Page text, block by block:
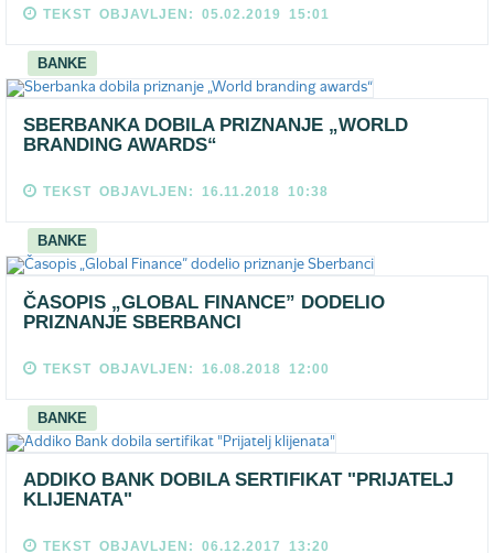
TEKST OBJAVLJEN: 05.02.2019 15:01
BANKE
SBERBANKA DOBILA PRIZNANJE „WORLD
BRANDING AWARDS“
TEKST OBJAVLJEN: 16.11.2018 10:38
BANKE
ČASOPIS „GLOBAL FINANCE” DODELIO
PRIZNANJE SBERBANCI
TEKST OBJAVLJEN: 16.08.2018 12:00
BANKE
ADDIKO BANK DOBILA SERTIFIKAT "PRIJATELJ
KLIJENATA"
TEKST OBJAVLJEN: 06.12.2017 13:20